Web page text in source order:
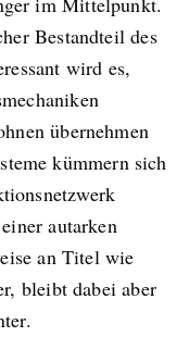
Bestandteil des
wird es,
übernehmen
kümmern sich
autarken
an Titel wie
bleibt dabei aber